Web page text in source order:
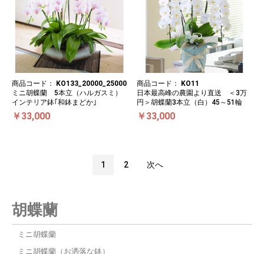
商品コード：
KO133_20000_25000
ミニ胡蝶蘭 5本立（ハルガスミ）
インテリア鉢｢和鉢まどか｣
￥33,000
商品コード：
KO11
日本最高峰の農園より直送 ＜3万
円＞胡蝶蘭3本立（白）45～51輪
￥33,000
1 2 次へ
胡蝶蘭
ミニ胡蝶蘭
ミニ胡蝶蘭（お洒落な鉢）